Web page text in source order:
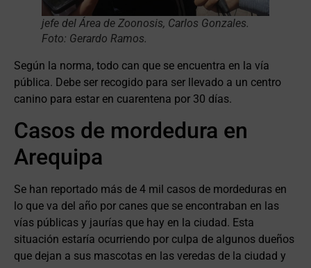
jefe del Área de Zoonosis, Carlos Gonzales.
Foto: Gerardo Ramos.
Según la norma, todo can que se encuentra en la vía
pública. Debe ser recogido para ser llevado a un centro
canino para estar en cuarentena por 30 días.
Casos de mordedura en
Arequipa
Se han reportado más de 4 mil casos de mordeduras en
lo que va del año por canes que se encontraban en las
vías públicas y jaurías que hay en la ciudad. Esta
situación estaría ocurriendo por culpa de algunos dueños
que dejan a sus mascotas en las veredas de la ciudad y